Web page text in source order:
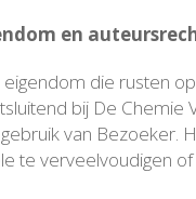
en
eigendom die rusten
bij De
van
te verveelvoudigen